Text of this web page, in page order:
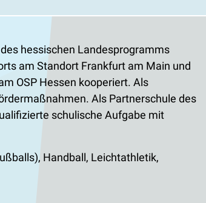
hessischen Landesprogramms
am Standort Frankfurt am Main und
OSP Hessen kooperiert. Als
Als Partnerschule des
schulische Aufgabe mit
Handball, Leichtathletik,